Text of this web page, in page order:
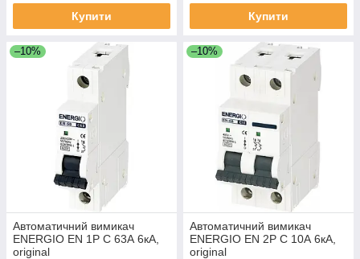
Купити Купити
–10%
Автоматичний вимикач
ENERGIO EN 1P C 63А 6кА,
original
–10%
Автоматичний вимикач
ENERGIO EN 2P C 10А 6кА,
original